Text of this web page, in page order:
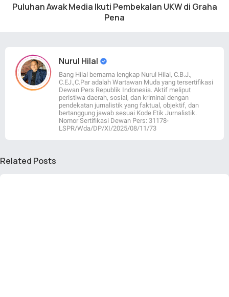
Puluhan Awak Media Ikuti Pembekalan UKW di Graha
Pena
Nurul Hilal
Bang Hilal bernama lengkap Nurul Hilal, C.B.J.,
C.EJ.,C.Par adalah Wartawan Muda yang tersertifikasi
Dewan Pers Republik Indonesia. Aktif meliput
peristiwa daerah, sosial, dan kriminal dengan
pendekatan jurnalistik yang faktual, objektif, dan
bertanggung jawab sesuai Kode Etik Jurnalistik.
Nomor Sertifikasi Dewan Pers: 31178-
LSPR/Wda/DP/XI/2025/08/11/73
Related Posts